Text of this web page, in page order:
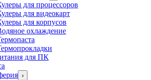
для процессоров
для видеокарт
для корпусов
охлаждение
для ПК
›